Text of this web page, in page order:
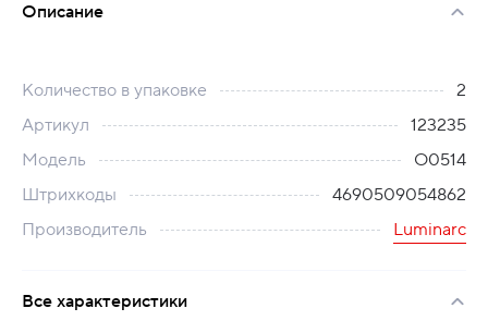
Описание
Количество в упаковке
2
Артикул
123235
Модель
O0514
Штрихкоды
4690509054862
Производитель
Luminarc
Все характеристики